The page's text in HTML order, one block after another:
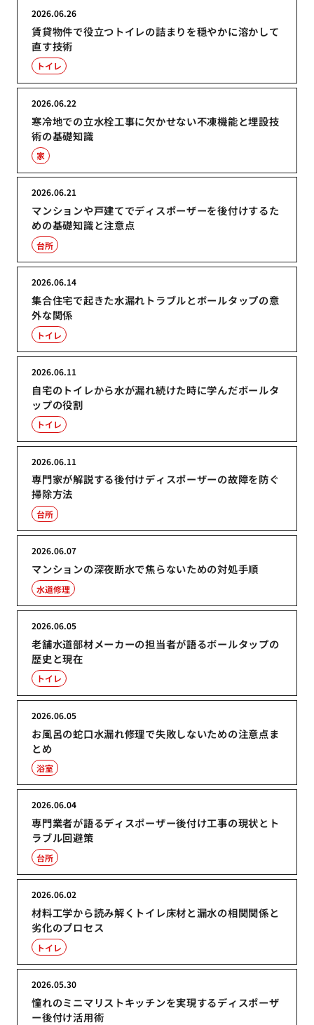
賃貸物件で役立つトイレの詰まりを穏やかに溶かして
直す技術
2026.06.26
トイレ
寒冷地での立水栓工事に欠かせない不凍機能と埋設技
術の基礎知識
2026.06.22
家
マンションや戸建てでディスポーザーを後付けするた
めの基礎知識と注意点
2026.06.21
台所
集合住宅で起きた水漏れトラブルとボールタップの意
外な関係
2026.06.14
トイレ
自宅のトイレから水が漏れ続けた時に学んだボールタ
ップの役割
2026.06.11
トイレ
専門家が解説する後付けディスポーザーの故障を防ぐ
掃除方法
2026.06.11
台所
マンションの深夜断水で焦らないための対処手順
2026.06.07
水道修理
老舗水道部材メーカーの担当者が語るボールタップの
歴史と現在
2026.06.05
トイレ
お風呂の蛇口水漏れ修理で失敗しないための注意点ま
とめ
2026.06.05
浴室
専門業者が語るディスポーザー後付け工事の現状とト
ラブル回避策
2026.06.04
台所
材料工学から読み解くトイレ床材と漏水の相関関係と
劣化のプロセス
2026.06.02
トイレ
憧れのミニマリストキッチンを実現するディスポーザ
ー後付け活用術
2026.05.30